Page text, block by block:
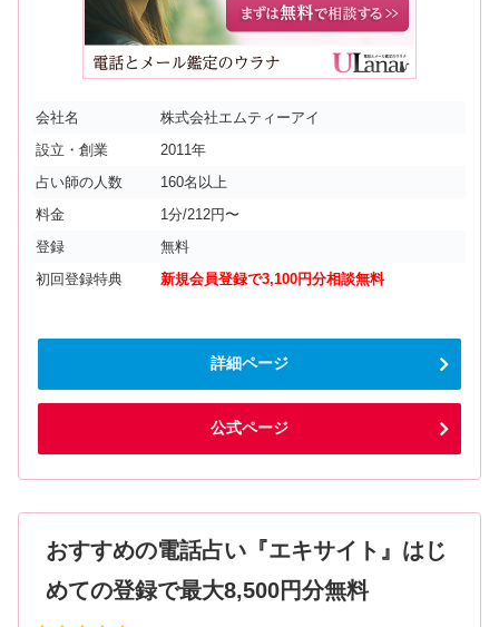
会社名
株式会社エムティーアイ
設立・創業
2011年
占い師の人数
160名以上
料金
1分/212円〜
登録
無料
初回登録特典
新規会員登録で3,100円分相談無料
詳細ページ
公式ページ
おすすめの電話占い『エキサイト』はじ
めての登録で最大8,500円分無料